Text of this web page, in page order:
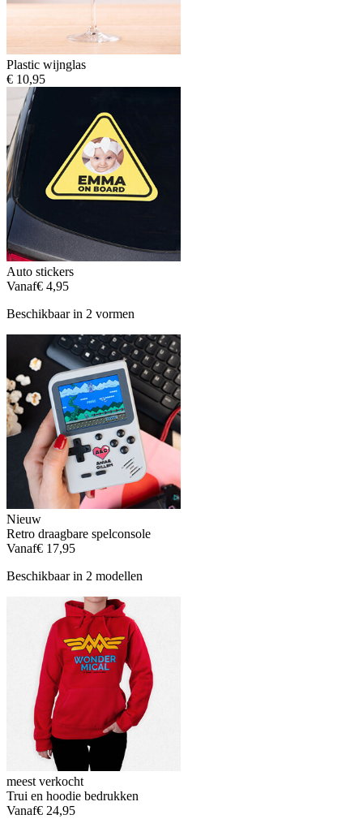
Plastic wijnglas
€ 10,95
Auto stickers
Vanaf€ 4,95
Beschikbaar in 2 vormen
Nieuw
Retro draagbare spelconsole
Vanaf€ 17,95
Beschikbaar in 2 modellen
meest verkocht
Trui en hoodie bedrukken
Vanaf€ 24,95